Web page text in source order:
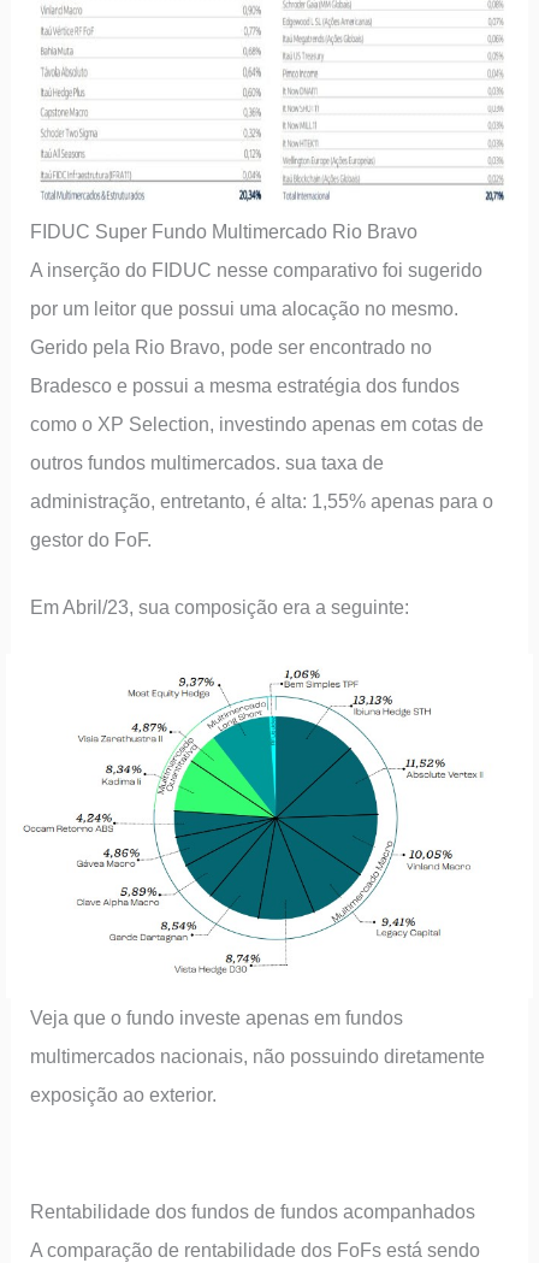
FIDUC Super Fundo Multimercado Rio Bravo
A inserção do FIDUC nesse comparativo foi sugerido
por um leitor que possui uma alocação no mesmo.
Gerido pela Rio Bravo, pode ser encontrado no
Bradesco e possui a mesma estratégia dos fundos
como o XP Selection, investindo apenas em cotas de
outros fundos multimercados. sua taxa de
administração, entretanto, é alta: 1,55% apenas para o
gestor do FoF.
Em Abril/23, sua composição era a seguinte:
Veja que o fundo investe apenas em fundos
multimercados nacionais, não possuindo diretamente
exposição ao exterior.
Rentabilidade dos fundos de fundos acompanhados
A comparação de rentabilidade dos FoFs está sendo